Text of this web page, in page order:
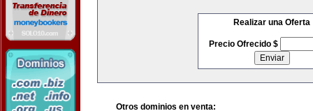
Realizar una Oferta
Precio Ofrecido $
Otros dominios en venta: